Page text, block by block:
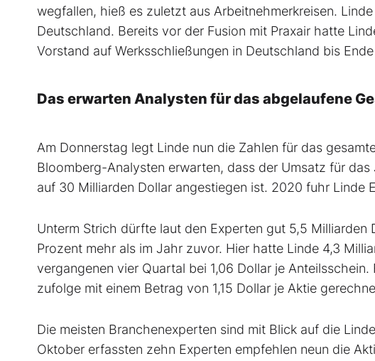
wegfallen, hieß es zuletzt aus Arbeitnehmerkreisen.
Deutschland. Bereits vor der Fusion mit Praxair hatte
Vorstand auf Werksschließungen in Deutschland bis
Das erwarten Analysten für das abgelaufene
Am Donnerstag legt Linde nun die Zahlen für das
Bloomberg-Analysten erwarten, dass der Umsatz für
auf 30 Milliarden Dollar angestiegen ist. 2020 fuhr Linde
Unterm Strich dürfte laut den Experten gut 5,5
Prozent mehr als im Jahr zuvor. Hier hatte Linde 4,3
vergangenen vier Quartal bei 1,06 Dollar je
zufolge mit einem Betrag von 1,15 Dollar je Aktie
Die meisten Branchenexperten sind mit Blick auf die
Oktober erfassten zehn Experten empfehlen neun die